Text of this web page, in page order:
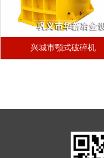
兴城市颚式破碎机